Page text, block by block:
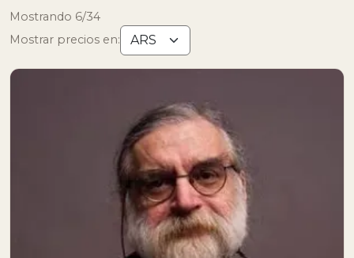
Mostrando 6/34
Mostrar precios en: